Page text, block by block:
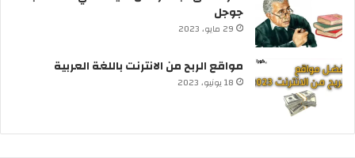
جوجل
29 مايو، 2023
مواقع الربح من الانترنت باللغة العربية
18 يونيو، 2023